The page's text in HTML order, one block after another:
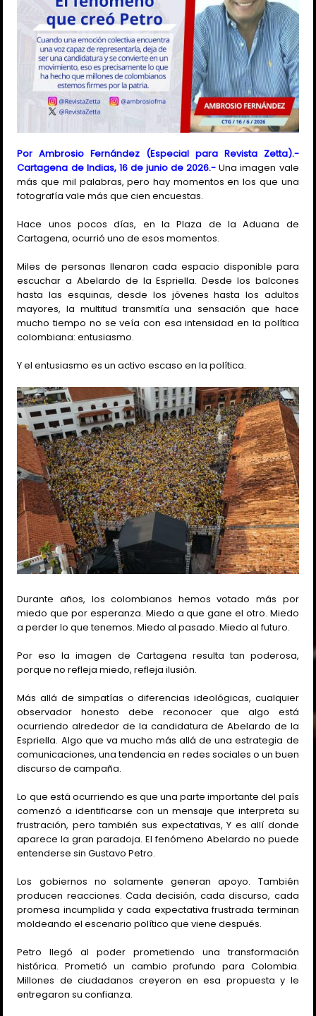
Por Ambrosio Fernández (Especial para Revista Zetta).-
Cartagena de Indias, 16 de junio de 2026.- Una imagen vale
más que mil palabras, pero hay momentos en los que una
fotografía vale más que cien encuestas.
Hace unos pocos días, en la Plaza de la Aduana de
Cartagena, ocurrió uno de esos momentos.
Miles de personas llenaron cada espacio disponible para
escuchar a Abelardo de la Espriella. Desde los balcones
hasta las esquinas, desde los jóvenes hasta los adultos
mayores, la multitud transmitía una sensación que hace
mucho tiempo no se veía con esa intensidad en la política
colombiana: entusiasmo.
Y el entusiasmo es un activo escaso en la política.
Durante años, los colombianos hemos votado más por
miedo que por esperanza. Miedo a que gane el otro. Miedo
a perder lo que tenemos. Miedo al pasado. Miedo al futuro.
Por eso la imagen de Cartagena resulta tan poderosa,
porque no refleja miedo, refleja ilusión.
Más allá de simpatías o diferencias ideológicas, cualquier
observador honesto debe reconocer que algo está
ocurriendo alrededor de la candidatura de Abelardo de la
Espriella. Algo que va mucho más allá de una estrategia de
comunicaciones, una tendencia en redes sociales o un buen
discurso de campaña.
Lo que está ocurriendo es que una parte importante del país
comenzó a identificarse con un mensaje que interpreta su
frustración, pero también sus expectativas, Y es allí donde
aparece la gran paradoja. El fenómeno Abelardo no puede
entenderse sin Gustavo Petro.
Los gobiernos no solamente generan apoyo. También
producen reacciones. Cada decisión, cada discurso, cada
promesa incumplida y cada expectativa frustrada terminan
moldeando el escenario político que viene después.
Petro llegó al poder prometiendo una transformación
histórica. Prometió un cambio profundo para Colombia.
Millones de ciudadanos creyeron en esa propuesta y le
entregaron su confianza.